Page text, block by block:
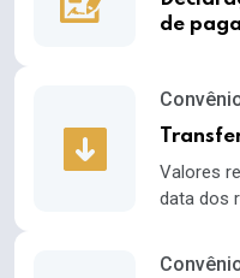
de
Valores
data dos